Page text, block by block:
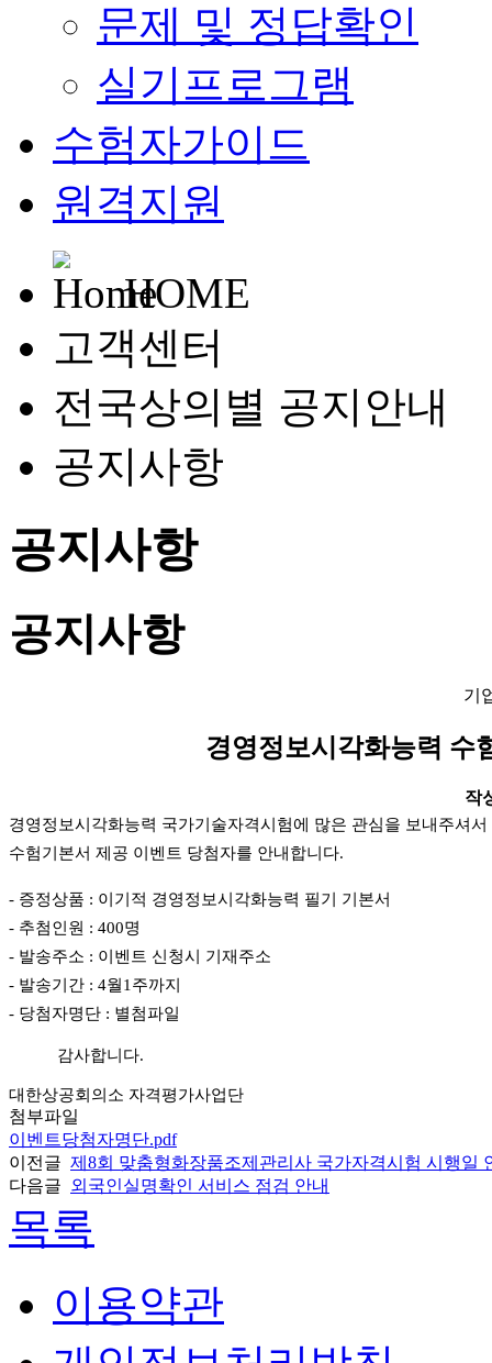
문제 및 정답확인
실기프로그램
수험자가이드
원격지원
HOME
고객센터
전국상의별 공지안내
공지사항
공지사항
공지사항
기
경영정보시각화능력 수
작
경영정보시각화능력 국가기술자격시험에 많은 관심을 보내주셔
수험기본서 제공 이벤트 당첨자를 안내합니다.
- 증정상품 : 이기적 경영정보시각화능력 필기 기본서
- 추첨인원 : 400명
- 발송주소 : 이벤트 신청시 기재주소
- 발송기간 : 4월1주까지
- 당첨자명단 : 별첨파일
감사합니다.
대한상공회의소 자격평가사업단
첨부파일
이벤트당첨자명단.pdf
이전글 제8회 맞춤형화장품조제관리사 국가자격시험 시행일
다음글 외국인실명확인 서비스 점검 안내
목록
이용약관